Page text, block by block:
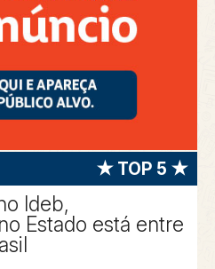
★ TOP 5 ★
Ideb,
Estado está entre